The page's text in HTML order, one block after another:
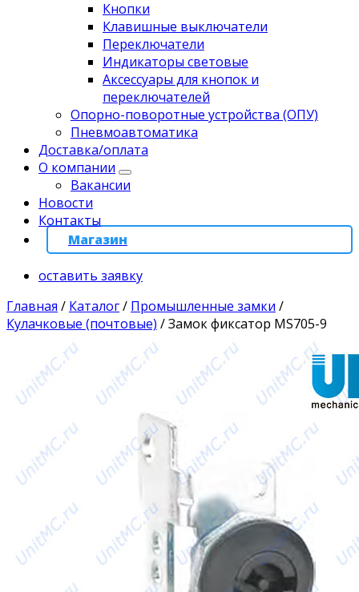
Кнопки
Клавишные выключатели
Переключатели
Индикаторы световые
Аксессуары для кнопок и
переключателей
Опорно-поворотные устройства (ОПУ)
Пневмоавтоматика
Доставка/оплата
О компании
Вакансии
Новости
Контакты
Магазин
оставить заявку
Главная / Каталог/ Промышленные замки /
Кулачковые (почтовые) /Замок фиксатор MS705-9